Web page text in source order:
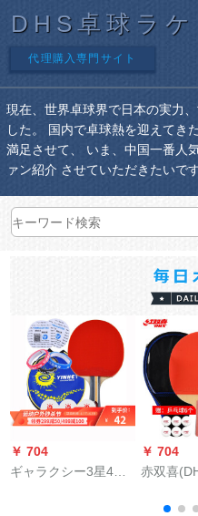
DHS卓球ラケ
代理購入専門サイト
現在、世界卓球界で日本の実力
した。 国内で卓球熱を迎えてき
満足させて、 いま、中国一番人
ァン紹介 させていただきたいで
￥ 704
ギャラクシー3星4星
￥ 704
赤双喜